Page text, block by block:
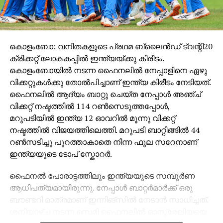
സെക്രട്ടറിയുടെ ഭീഷണി. കണ്ണൂര്‍, കാസര്‍കോട്
ജില്ലകളില്‍ ഖാദി ബോര്‍ഡിലെ താല്‍ക്കാലിക
ജീവനക്കാരായ നാല് സിപിഎം സ്ഥാനാര്‍ഥികളുടെ
പത്രിക അംഗീകരിച്ച തിരഞ്ഞെടുപ്പ് കമ്മിഷന്‍
എറാണകുളം ആലങ്ങാട് ബ്ലോക്ക് പഞ്ചായത്ത്
സ്ഥാനാര്‍ഥിയുടെ പത്രിക ഖാദി ബോര്‍ഡ് താല്‍ക്കാലിക
ജീവനക്കാരിയാണെന്ന കാരണം ചൂണ്ടിക്കാട്ടിയാണ്
തള്ളിയത്. തെരഞ്ഞെടുപ്പ് ഉദ്യോഗസ്ഥരുടെ
പക്ഷപാതപരമായ നടപടിയെ യുഡിഎഫ്
നിയമപരമായി നേരിടും’ വി.ഡി.സതീശന്‍ പറഞ്ഞു. നാമ
നിര്‍ദ്ദേശപത്രികകള്‍ തള്ളിയതിനെതിരെ യുഡിഎഫ്
കോടതിയെ സമീപിക്കുമെന്നും വി ഡി സതീശന്‍
കൂട്ടിച്ചേര്‍ത്തു.
കൊളംബോ: വനിതകളുടെ പ്രഥമ ബ്ലൈൻഡ് ട്വന്റി20
ക്രിക്കറ്റ് ലോകകപ്പിൽ ഇന്ത്യയ്ക്കു കിരീടം.
കൊളംബോയിൽ നടന്ന ഫൈനലിൽ നേപ്പാളിനെ ഏഴു
വിക്കറ്റുകൾക്കു തോൽപിച്ചാണ് ഇന്ത്യ കിരീടം നേടിയത്.
ഫൈനലിൽ ആദ്യം ബാറ്റു ചെയ്ത നേപ്പാള്‍ അഞ്ച്
വിക്കറ്റ് നഷ്ടത്തിൽ 114 റൺസെടുത്തപ്പോൾ,
മറുപടിയിൽ ഇന്ത്യ 12 ഓവറില്‍ മൂന്നു വിക്കറ്റ്
നഷ്ടത്തിൽ വിജയത്തിലെത്തി. മറുപടി ബാറ്റിങ്ങിൽ 44
റൺസടിച്ചു പുറത്താകാതെ നിന്ന ഫുല സറേനാണ്
ഇന്ത്യയുടെ ടോപ് സ്കോറർ.
ഫൈനൽ പോരാട്ടത്തിലും ഇന്ത്യയുടെ സമ്പൂർണ
ആധിപത്യമായിരുന്നു. നേപ്പാൾ ബാറ്റർമാർക്ക് ഒരു
ബൗണ്ടറി മാത്രമാണ് ഇന്നിങ്സിൽ നേടാൻ സാധിച്ചത്.